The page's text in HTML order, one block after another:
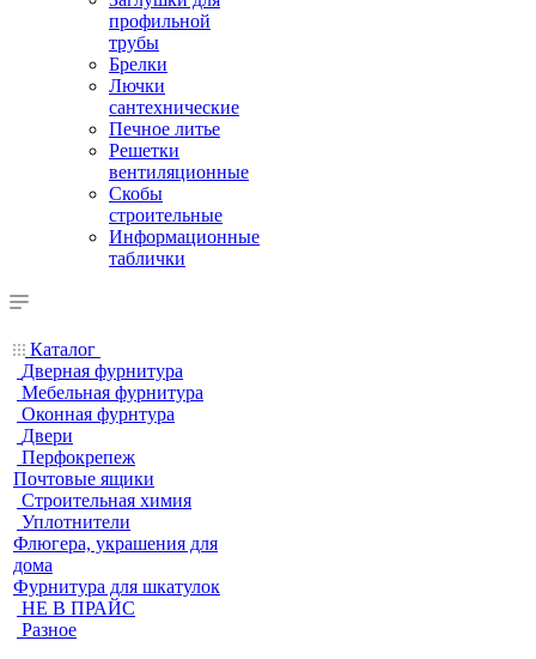
профильной
трубы
Брелки
Лючки
сантехнические
Печное литье
Решетки
вентиляционные
Скобы
строительные
Информационные
таблички
Каталог
Дверная фурнитура
Мебельная фурнитура
Оконная фурнтура
Двери
Перфокрепеж
Почтовые ящики
Строительная химия
Уплотнители
Флюгера, украшения для
дома
Фурнитура для шкатулок
НЕ В ПРАЙС
Разное